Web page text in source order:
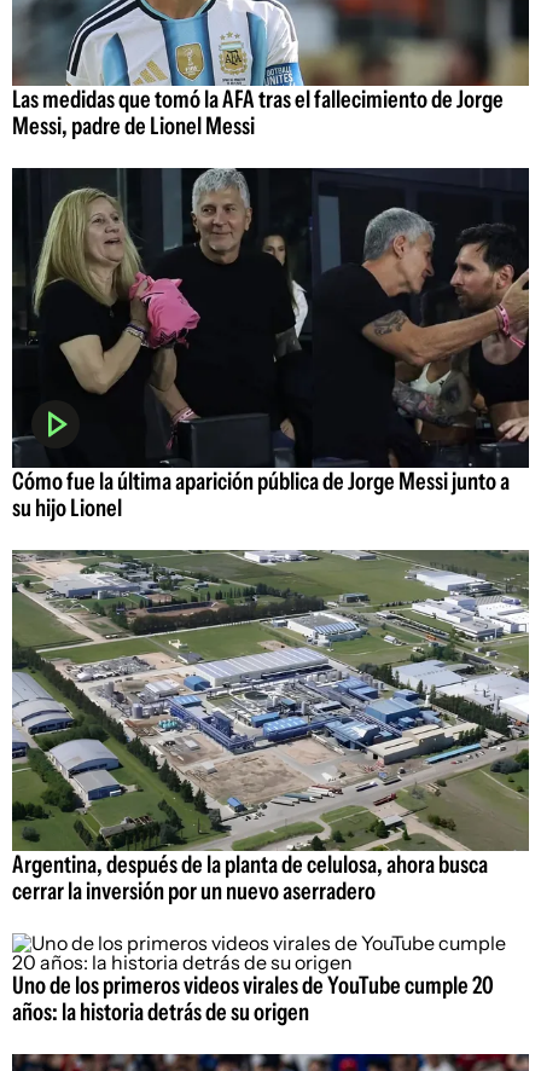
Las medidas que tomó la AFA tras el fallecimiento de Jorge
Messi, padre de Lionel Messi
Cómo fue la última aparición pública de Jorge Messi junto a
su hijo Lionel
Argentina, después de la planta de celulosa, ahora busca
cerrar la inversión por un nuevo aserradero
Uno de los primeros videos virales de YouTube cumple 20
años: la historia detrás de su origen